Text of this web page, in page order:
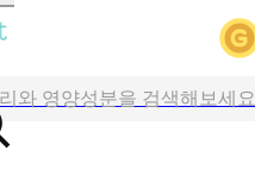
와 영양성분을 검색해보세요
· 다이어트 음식 검색해보세요